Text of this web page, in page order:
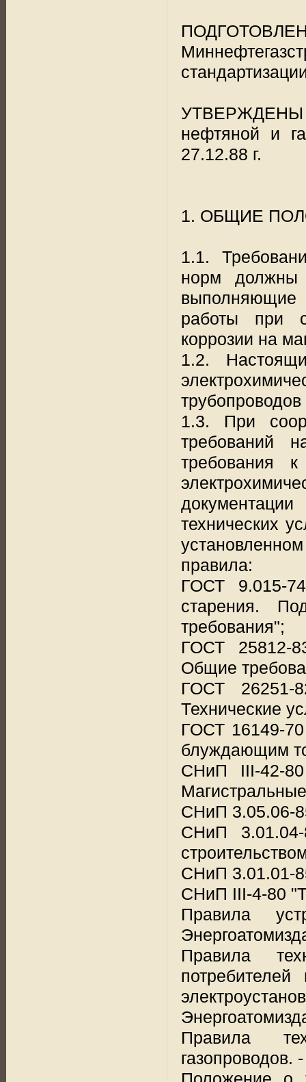
УТВЕРЖДЕНЫ
нефтяной и
27.12.88 г.
1. ОБЩИЕ
1.1.
норм должны
выполняющие
работы при
коррозии на
1.2.
1.3. При
требований
требования
технических
правила:
ГОСТ 9.015-
старения.
требования";
ГОСТ 25812-
Общие
ГОСТ 26251-
Технические
ГОСТ 16149-
блуждающим
СНиП III-42-
СНиП 3.05.06-
СНиП 3.01.04-
СНиП 3.01.01-
СНиП III-4-80
Правила
Правила
Правила